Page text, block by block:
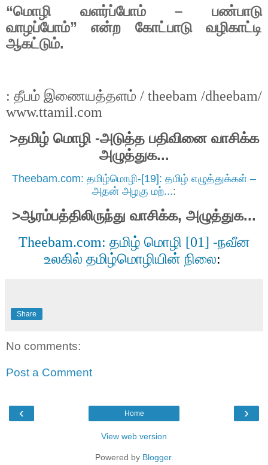
“மொழி வளர்ப்போம்–பண்பாடு
வாழப்போம்”என்ற கோட்பாடு
வழிகாட்டி
ஆகட்டும்.
: தீபம் இணையத்தளம் / theebam /dheebam/
www.ttamil.com
>தமிழ் மொழி-அடுத்த பதிவினை வாசிக்க
அழுத்துக...
Theebam.com: தமிழ்மொழி-[19]: தமிழ் எழுத்துக்கள் –
அதன் அழகு மற்...:
>ஆரம்பத்திலிருந்து வாசிக்க, அழுத்துக...
Theebam.com: தமிழ் மொழி [01] -நவீன
உலகில் தமிழ்மொழியின் நிலை:
Share
No comments:
Post a Comment
‹ ›
Home
View web version
Powered by Blogger.